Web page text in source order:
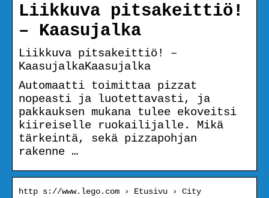
Liikkuva pitsakeittiö!
– Kaasujalka
Liikkuva pitsakeittiö! –
KaasujalkaKaasujalka
Automaatti toimittaa pizzat
nopeasti ja luotettavasti, ja
pakkauksen mukana tulee ekoveitsi
kiireiselle ruokailijalle. Mikä
tärkeintä, sekä pizzapohjan
rakenne …
http s://www.lego.com › Etusivu › City